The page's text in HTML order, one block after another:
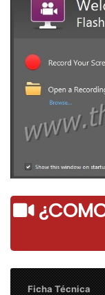
¿COMO
Ficha Técnica